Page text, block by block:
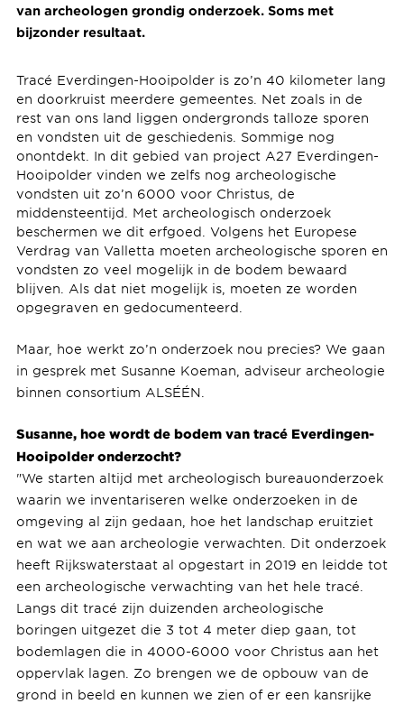
van archeologen grondig onderzoek. Soms met
bijzonder resultaat.
Tracé Everdingen-Hooipolder is zo’n 40 kilometer lang
en doorkruist meerdere gemeentes. Net zoals in de
rest van ons land liggen ondergronds talloze sporen
en vondsten uit de geschiedenis. Sommige nog
onontdekt. In dit gebied van project A27 Everdingen-
Hooipolder vinden we zelfs nog archeologische
vondsten uit zo’n 6000 voor Christus, de
middensteentijd. Met archeologisch onderzoek
beschermen we dit erfgoed. Volgens het Europese
Verdrag van Valletta moeten archeologische sporen en
vondsten zo veel mogelijk in de bodem bewaard
blijven. Als dat niet mogelijk is, moeten ze worden
opgegraven en gedocumenteerd.
Maar, hoe werkt zo’n onderzoek nou precies? We gaan
in gesprek met Susanne Koeman, adviseur archeologie
binnen consortium ALSÉÉN.
Susanne, hoe wordt de bodem van tracé Everdingen-
Hooipolder onderzocht?
"We starten altijd met archeologisch bureauonderzoek
waarin we inventariseren welke onderzoeken in de
omgeving al zijn gedaan, hoe het landschap eruitziet
en wat we aan archeologie verwachten. Dit onderzoek
heeft Rijkswaterstaat al opgestart in 2019 en leidde tot
een archeologische verwachting van het hele tracé.
Langs dit tracé zijn duizenden archeologische
boringen uitgezet die 3 tot 4 meter diep gaan, tot
bodemlagen die in 4000-6000 voor Christus aan het
oppervlak lagen. Zo brengen we de opbouw van de
grond in beeld en kunnen we zien of er een kansrijke